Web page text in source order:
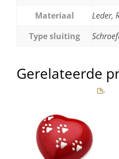
Materiaal
Leder,
Type sluiting
Gerelateerde